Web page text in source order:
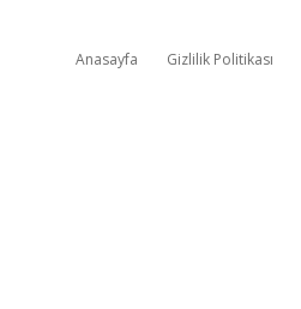
Anasayfa Gizlilik Politikası